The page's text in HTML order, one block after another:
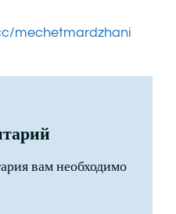
mechetmardzhani
вам необходимо